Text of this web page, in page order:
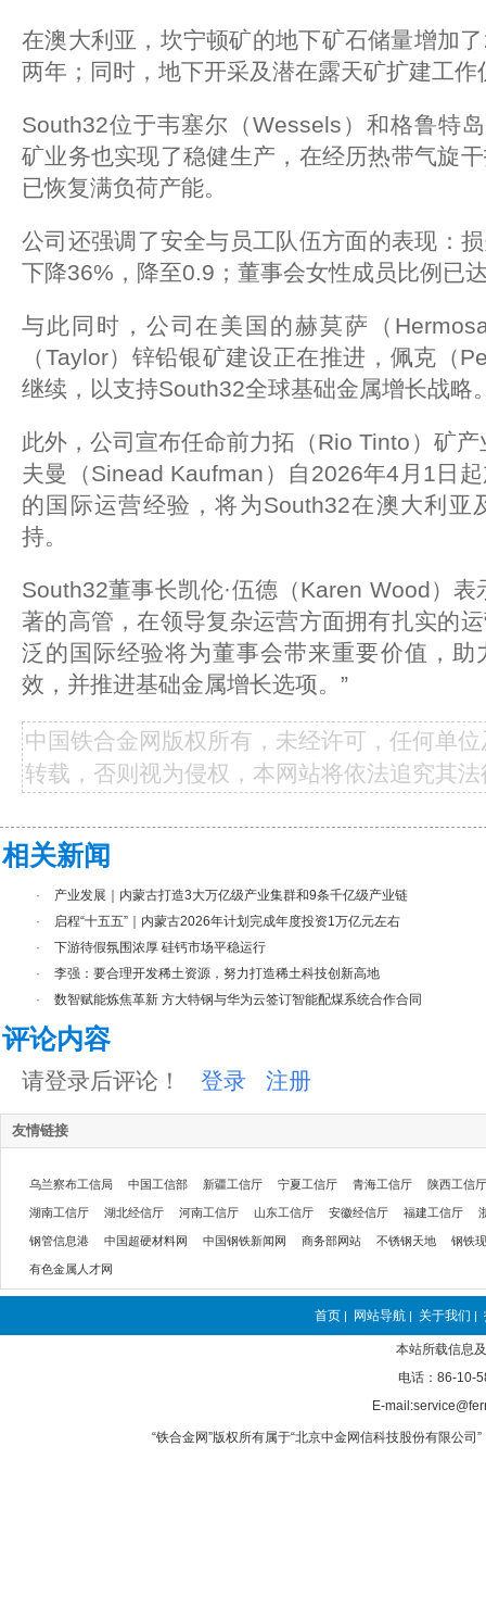
在澳大利亚，坎宁顿矿的地下矿石储量增加
两年；同时，地下开采及潜在露天矿扩建工作
South32位于韦塞尔（Wessels）和格鲁特
矿业务也实现了稳健生产，在经历热带气旋
已恢复满负荷产能。
公司还强调了安全与员工队伍方面的表现：
下降36%，降至0.9；董事会女性成员比例已
与此同时，公司在美国的赫莫萨（
（Taylor）锌铅银矿建设正在推进，佩克（
继续，以支持South32全球基础金属增长战略
此外，公司宣布任命前力拓（Rio Tinto）矿
夫曼（Sinead Kaufman）自2026年4月1日
的国际运营经验，将为South32在澳大利亚
持。
South32董事长凯伦·伍德（Karen Wood）表
著的高管，在领导复杂运营方面拥有扎实的
泛的国际经验将为董事会带来重要价值，助
效，并推进基础金属增长选项。”
中国铁合金网版权所有，未经许可，任何单
转载，否则视为侵权，本网站将依法追究其
相关新闻
·
产业发展｜内蒙古打造3大万亿级产业集群和9条千亿级产业链
·
启程“十五五”｜内蒙古2026年计划完成年度投资1万亿元左右
·
下游待假氛围浓厚 硅钙市场平稳运行
·
李强：要合理开发稀土资源，努力打造稀土科技创新高地
·
数智赋能炼焦革新 方大特钢与华为云签订智能配煤系统合作合同
评论内容
请登录后评论！ 登录 注册
友情链接
乌兰察布工信局 中国工信部 新疆工信厅 宁夏工信厅 青海工信厅 陕西工信厅
湖南工信厅 湖北经信厅 河南工信厅 山东工信厅 安徽经信厅 福建工信厅
钢管信息港 中国超硬材料网 中国钢铁新闻网 商务部网站 不锈钢天地 钢铁
有色金属人才网
首页 | 网站导航 | 关于我们 |
本站所载信息
电话：86-10-
E-
“铁合金网”版权所有属于“北京中金网信科技股份有限公司